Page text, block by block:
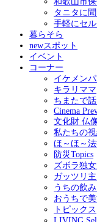
タニタに
手軽にセ
暮らそら
newスポット
イベント
コーナー
イケメン
キラリママ
ちまたで
Cinema
文化財 仏
私たちの
ほ～ほ～
防災Topics
ズボラ独
ガッツリ
うちの飲
おうちで
トピックス